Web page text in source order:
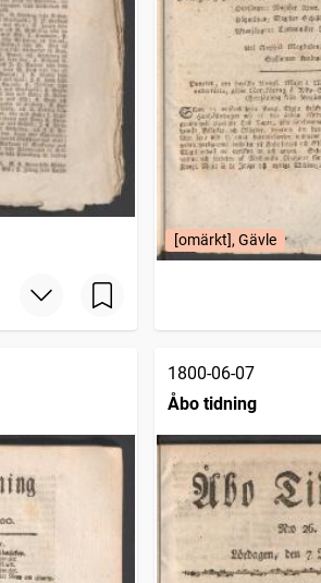
[omärkt], Gävle
1800-06-07
Åbo tidning